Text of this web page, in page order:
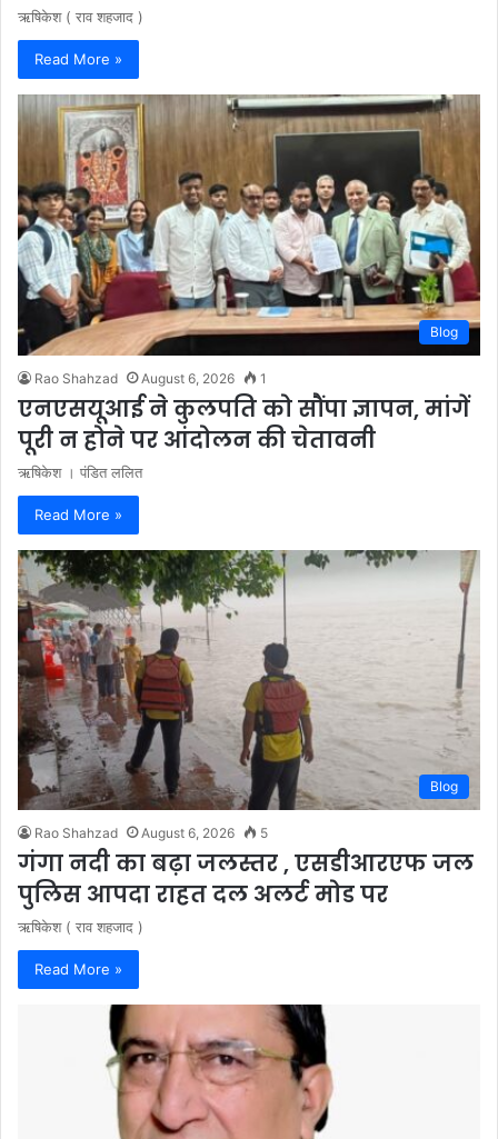
ऋषिकेश ( राव शहजाद )
Read More »
Blog
Rao Shahzad August 6, 2026 1
एनएसयूआई ने कुलपति को सौंपा ज्ञापन, मांगें
पूरी न होने पर आंदोलन की चेतावनी
ऋषिकेश । पंडित ललित
Read More »
Blog
Rao Shahzad August 6, 2026 5
गंगा नदी का बढ़ा जलस्तर , एसडीआरएफ जल
पुलिस आपदा राहत दल अलर्ट मोड पर
ऋषिकेश ( राव शहजाद )
Read More »